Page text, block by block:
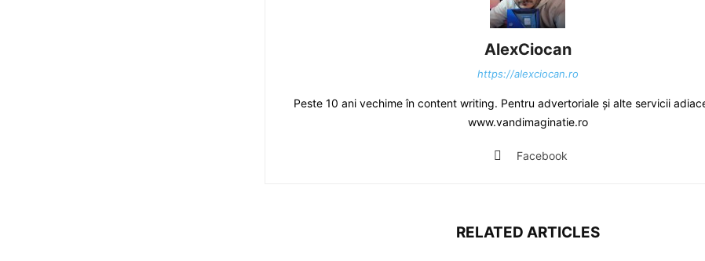
AlexCiocan
https://alexciocan.ro
Peste 10 ani vechime în content writing. Pentru advertoriale și alte servicii
www.vandimaginatie.ro
Facebook
RELATED ARTICLES